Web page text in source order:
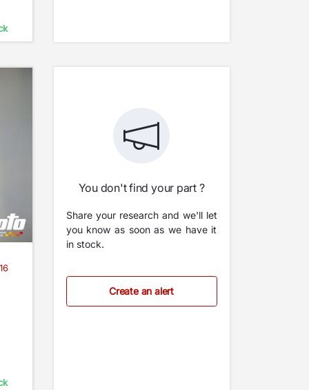
You don't find your part ?
Share your research and we'll let
you know as soon as we have it
in stock.
Create an alert